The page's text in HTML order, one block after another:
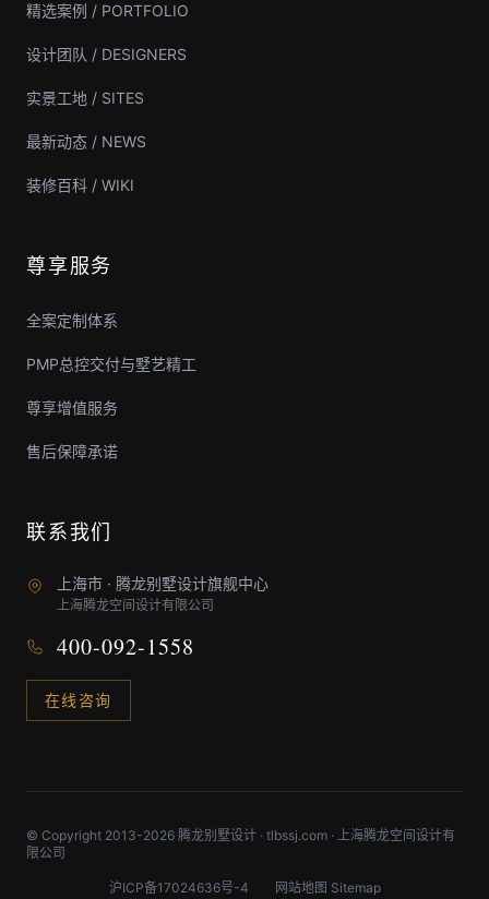
精选案例 / PORTFOLIO
设计团队 / DESIGNERS
实景工地 / SITES
最新动态 / NEWS
装修百科 / WIKI
尊享服务
全案定制体系
PMP总控交付与墅艺精工
尊享增值服务
售后保障承诺
联系我们
上海市 · 腾龙别墅设计旗舰中心
上海腾龙空间设计有限公司
400-092-1558
在线咨询
© Copyright 2013-2026 腾龙别墅设计 · tlbssj.com · 上海腾龙空间设计有
限公司
沪ICP备17024636号-4 网站地图 Sitemap